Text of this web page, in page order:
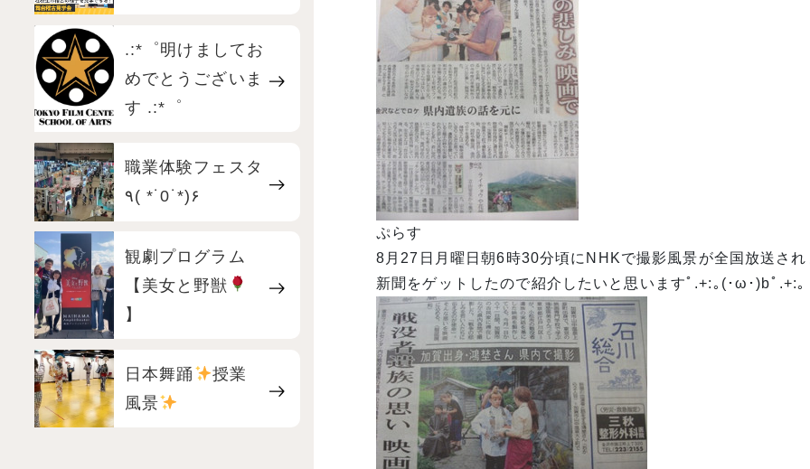
ぷらす
8月27日月曜日朝6時30分頃にNHKで撮影風景が全国放送さ
新聞をゲットしたので紹介したいと思いますﾟ.+:｡(･ω･)bﾟ.+:｡
.:*゜明けましてお
めでとうございま
す .:*゜
職業体験フェスタ
٩( *˙0˙*)۶
観劇プログラム
【美女と野獣
】
日本舞踊
授業
風景